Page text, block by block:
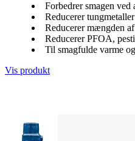
Forbedrer smagen ved
Reducerer tungmetaller
Reducerer mængden
Reducerer PFOA,
Til smagfulde varme
Vis produkt